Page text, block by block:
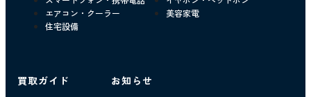
エアコン・クーラー
美容家電
住宅設備
買取ガイド
お知らせ